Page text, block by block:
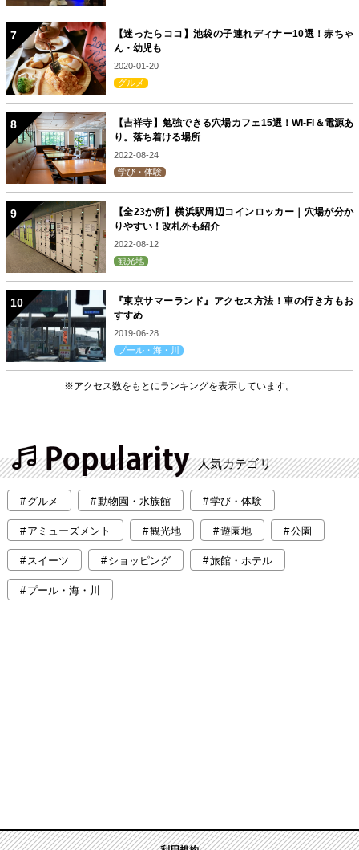
【迷ったらココ】池袋の子連れディナー10選！赤ちゃ
ん・幼児も
2020-01-20
グルメ
【吉祥寺】勉強できる穴場カフェ15選！Wi-Fi＆電源あ
り。落ち着ける場所
2022-08-24
学び・体験
【全23か所】横浜駅周辺コインロッカー｜穴場が分か
りやすい！改札外も紹介
2022-08-12
観光地
『東京サマーランド』アクセス方法！車の行き方もお
すすめ
2019-06-28
プール・海・川
※アクセス数をもとにランキングを表示しています。
人気カテゴリ
グルメ 動物園・水族館 学び・体験
アミューズメント 観光地 遊園地 公園
スイーツ ショッピング 旅館・ホテル
プール・海・川